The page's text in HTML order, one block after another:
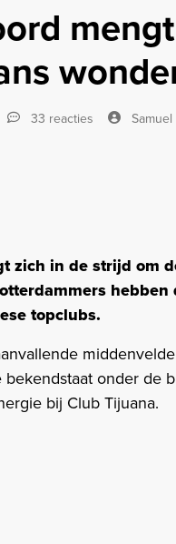
33 reacties Samuel
zich in de strijd om
topclubs.
bekendstaat onder de
bij Club Tijuana.